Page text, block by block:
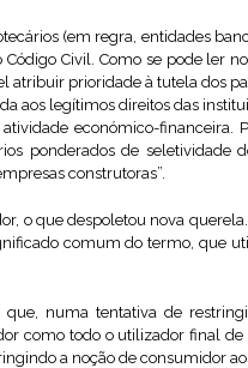
(em regra, entidades
Civil. Como se pode ler
atribuir prioridade à tutela dos
aos legítimos direitos das
económico-financeira.
ponderados de seletividade
construtoras”.
o que despoletou nova querela.
comum do termo, que
numa tentativa de
como todo o utilizador final
a noção de consumidor